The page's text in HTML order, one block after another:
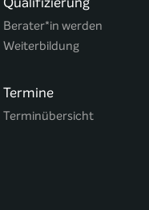
Berater*in werden
Weiterbildung
Termine
Terminübersicht